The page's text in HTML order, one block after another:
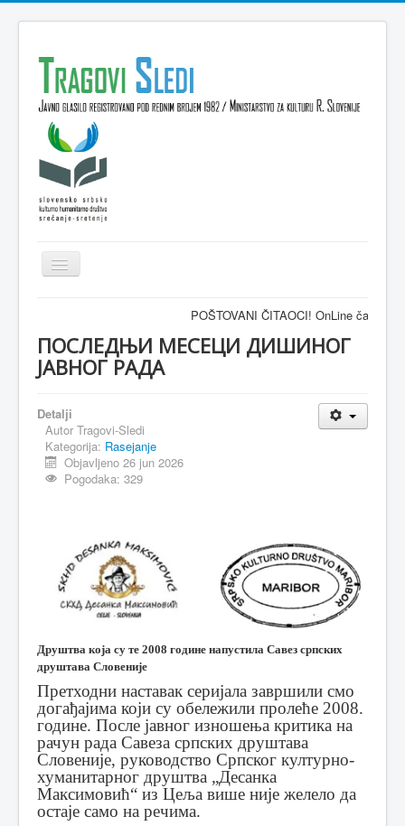
Isključi
navigaciju
VESTI
KULTURA
MAGAZIN
FELJTON
IMPRESUM
POŠTOVANI ČITAOCI! OnLine časopis
ПОСЛЕДЊИ МЕСЕЦИ ДИШИНОГ
ЈАВНОГ РАДА
Detalji
Autor Tragovi-Sledi
Kategorija: Rasejanje
Objavljeno 26 jun 2026
Pogodaka: 329
Друштва која су те 2008 године напустила Савез српских
друштава Словеније
Претходни наставак серијала завршили смо
догађајима који су обележили пролеће 2008.
године. После јавног изношења критика на
рачун рада Савеза српских друштава
Словеније, руководство Српског културно-
хуманитарног друштва „Десанка
Максимовић“ из Цеља више није желело да
остаје само на речима.